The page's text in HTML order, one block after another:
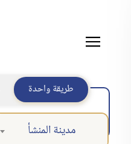
طريقة واحدة
مدينة المنشأ